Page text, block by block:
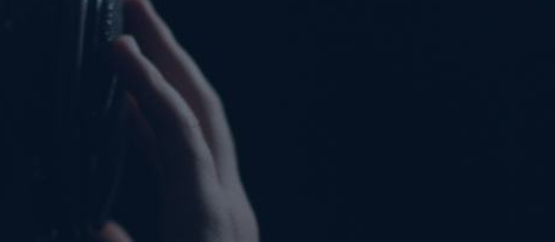
yochananuri.music@gmail.com